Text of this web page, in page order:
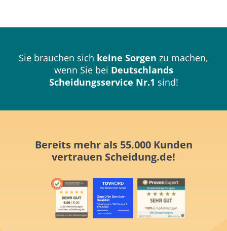
Sie brauchen sich keine Sorgen zu machen,
wenn Sie bei Deutschlands
Scheidungsservice Nr.1 sind!
Bereits mehr als 55.000 Kunden
vertrauen Scheidung.de!